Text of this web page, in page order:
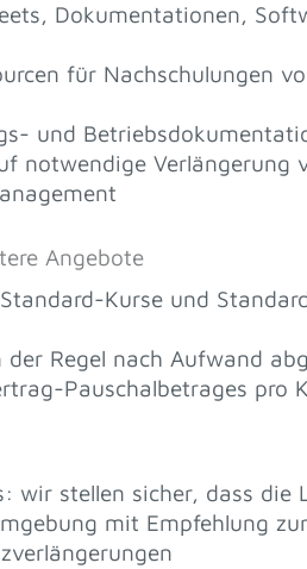
Dokumentationen,
für Nachschulungen
und
notwendige Verlängerung
Angebote
Kurse und
Regel nach Aufwand
Pauschalbetrages pro
wir stellen sicher, dass die
mit Empfehlung